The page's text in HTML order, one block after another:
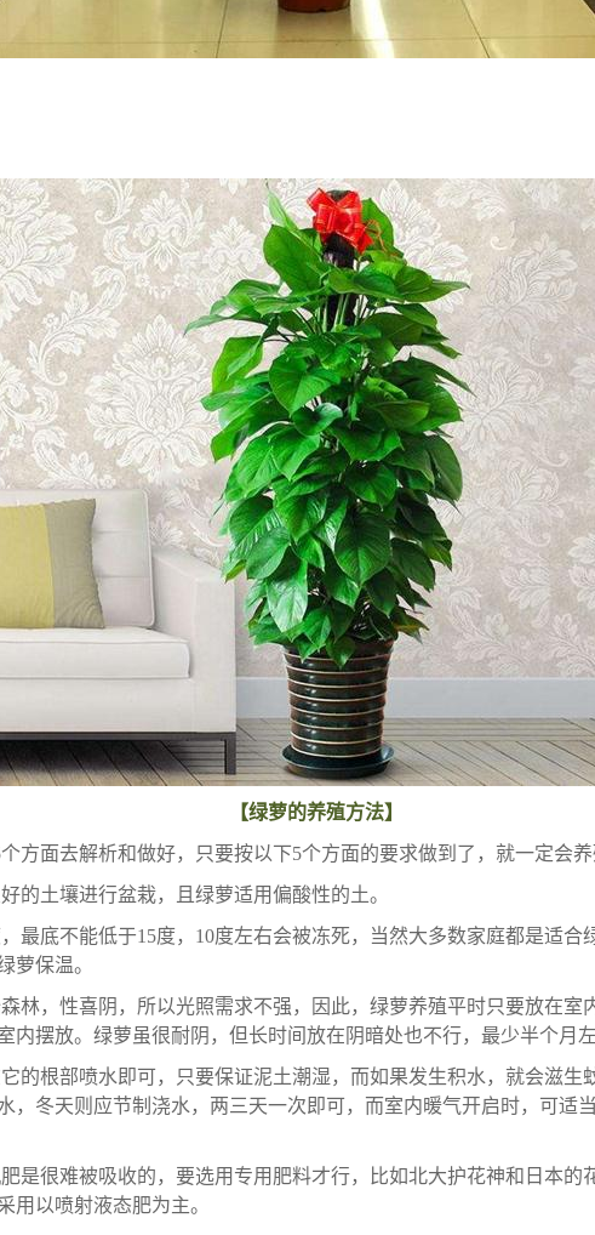
【绿萝的养殖方法】
方面去解析和做好，只要按以下5个方面的要求做到了，就一定会养
的土壤进行盆栽，且绿萝适用偏酸性的土。
最底不能低于15度，10度左右会被冻死，当然大多数家庭都是适
萝保温。
林，性喜阴，所以光照需求不强，因此，绿萝养殖平时只要放在
内摆放。绿萝虽很耐阴，但长时间放在阴暗处也不行，最少半个月
的根部喷水即可，只要保证泥土潮湿，而如果发生积水，就会滋
，冬天则应节制浇水，两三天一次即可，而室内暖气开启时，可适
是很难被吸收的，要选用专用肥料才行，比如北大护花神和日本的
用以喷射液态肥为主。